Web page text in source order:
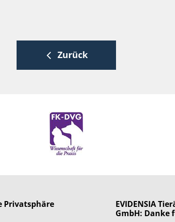
Zurück
Privatsphäre
EVIDENSIA
GmbH: Danke